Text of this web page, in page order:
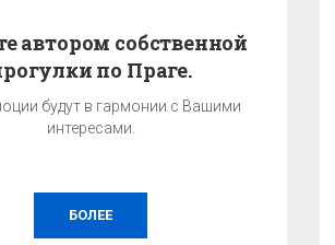
автором собственной
по Праге.
будут в гармонии с Вашими
интересами.
БОЛЕЕ